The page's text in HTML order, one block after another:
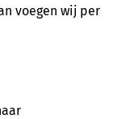
voegen wij per